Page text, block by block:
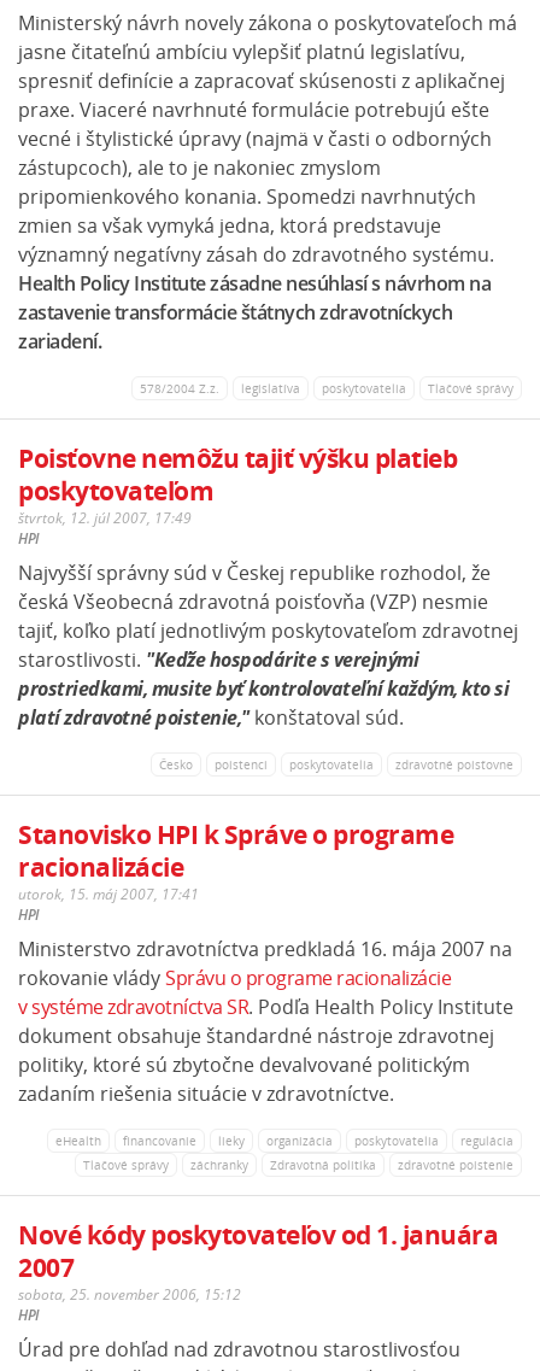
Ministerský návrh novely zákona o poskytovateľoch má
jasne čitateľnú ambíciu vylepšiť platnú legislatívu,
spresniť definície a zapracovať skúsenosti z aplikačnej
praxe. Viaceré navrhnuté formulácie potrebujú ešte
vecné i štylistické úpravy (najmä v časti o odborných
zástupcoch), ale to je nakoniec zmyslom
pripomienkového konania. Spomedzi navrhnutých
zmien sa však vymyká jedna, ktorá predstavuje
významný negatívny zásah do zdravotného systému.
Health Policy Institute zásadne nesúhlasí s návrhom na
zastavenie transformácie štátnych zdravotníckych
zariadení.
578/2004 Z.z. legislatíva poskytovatelia Tlačové správy
Poisťovne nemôžu tajiť výšku platieb
poskytovateľom
štvrtok, 12. júl 2007, 17:49
HPI
Najvyšší správny súd v Českej republike rozhodol, že
česká Všeobecná zdravotná poisťovňa (VZP) nesmie
tajiť, koľko platí jednotlivým poskytovateľom zdravotnej
starostlivosti. "Keďže hospodárite s verejnými
prostriedkami, musite byť kontrolovateľní každým, kto si
platí zdravotné poistenie,"konštatoval súd.
Česko poistenci poskytovatelia zdravotné poisťovne
Stanovisko HPI k Správe o programe
racionalizácie
utorok, 15. máj 2007, 17:41
HPI
Ministerstvo zdravotníctva predkladá 16. mája 2007 na
rokovanie vládySprávu o programe racionalizácie
v systéme zdravotníctva SR. Podľa Health Policy Institute
dokument obsahuje štandardné nástroje zdravotnej
politiky, ktoré sú zbytočne devalvované politickým
zadaním riešenia situácie v zdravotníctve.
eHealth financovanie lieky organizácia poskytovatelia
regulácia
Tlačové správy
záchranky Zdravotná politika zdravotné poistenie
Nové kódy poskytovateľov od 1. januára
2007
sobota, 25. november 2006, 15:12
HPI
Úrad pre dohľad nad zdravotnou starostlivosťou